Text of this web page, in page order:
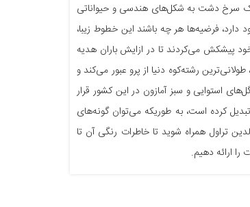
سرخ دشت به شکل‌های هندسی و حیواناتی
فرضیه‌ها هر چه باشند این خطوط زیبا،
پیشکش می‌کردند تا در ازایش باران هدیه
رشته‌کوه دنیا از پرو عبور می‌کند و
استوایی و سبز آمازون در این کشور قرار
کرده است، به طوریکه می‌توان گونه‌های
تراول همراه شوید تا خاطرات رنگی آن تا
را ارائه دهیم.